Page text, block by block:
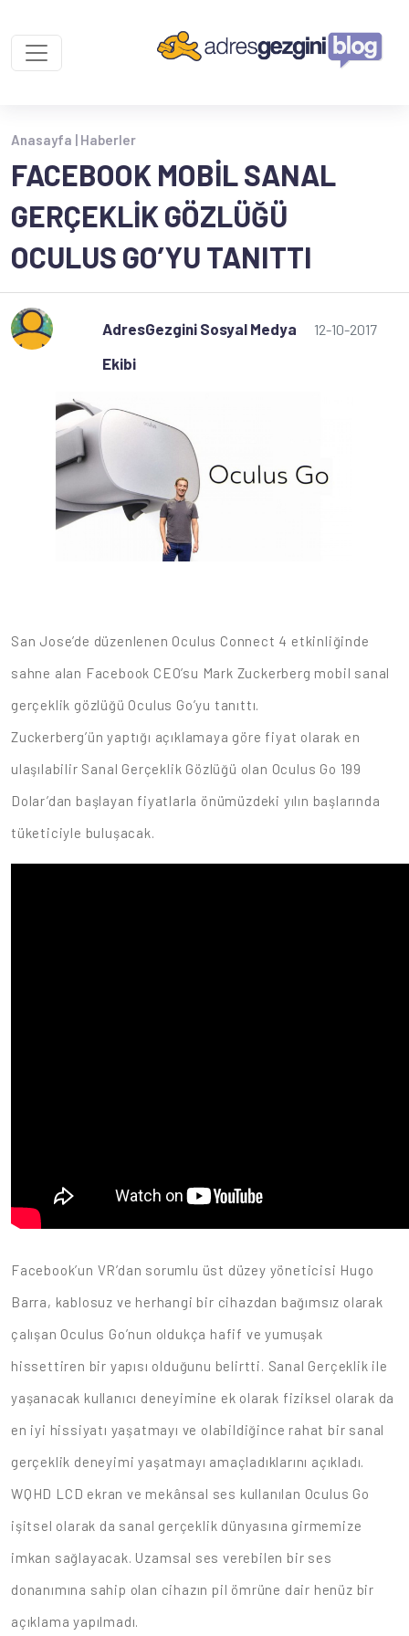
Anasayfa | Haberler
FACEBOOK MOBIL SANAL
GERÇEKLIK GÖZLÜĞÜ
OCULUS GO’YU TANITTI
AdresGezgini Sosyal Medya
Ekibi
12-10-2017
San Jose’de düzenlenen Oculus Connect 4 etkinliğinde
sahne alan Facebook CEO’su Mark Zuckerberg mobil sanal
gerçeklik gözlüğü Oculus Go’yu tanıttı.
Zuckerberg’ün yaptığı açıklamaya göre fiyat olarak en
ulaşılabilir Sanal Gerçeklik Gözlüğü olan Oculus Go 199
Dolar’dan başlayan fiyatlarla önümüzdeki yılın başlarında
tüketiciyle buluşacak.
Facebook’un VR’dan sorumlu üst düzey yöneticisi Hugo
Barra, kablosuz ve herhangi bir cihazdan bağımsız olarak
çalışan Oculus Go’nun oldukça hafif ve yumuşak
hissettiren bir yapısı olduğunu belirtti. Sanal Gerçeklik ile
yaşanacak kullanıcı deneyimine ek olarak fiziksel olarak da
en iyi hissiyatı yaşatmayı ve olabildiğince rahat bir sanal
gerçeklik deneyimi yaşatmayı amaçladıklarını açıkladı.
WQHD LCD ekran ve mekânsal ses kullanılan Oculus Go
işitsel olarak da sanal gerçeklik dünyasına girmemize
imkan sağlayacak. Uzamsal ses verebilen bir ses
donanımına sahip olan cihazın pil ömrüne dair henüz bir
açıklama yapılmadı.